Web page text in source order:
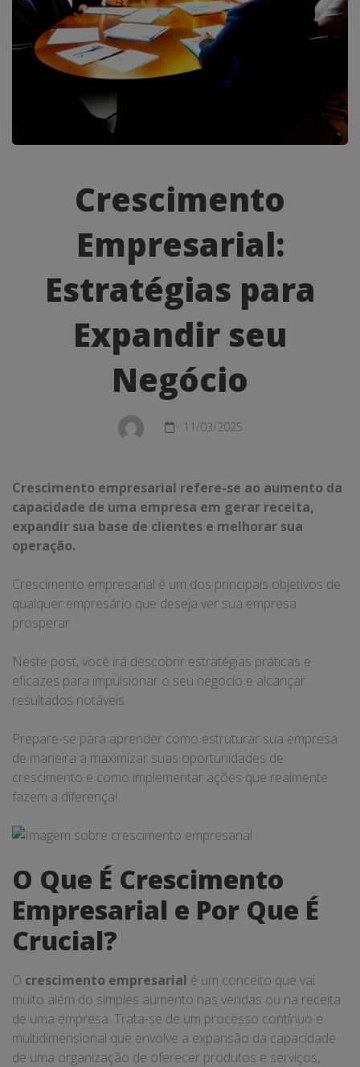
Crescimento
Empresarial:
Estratégias
para
Expandir
Negócio
Crescimento
Empresarial:
Estratégias para
Expandir seu
Negócio
11/03/2025
Crescimento empresarial refere-se ao aumento da
capacidade de uma empresa em gerar receita,
expandir sua base de clientes e melhorar sua
operação.
Crescimento empresarial é um dos principais objetivos de
qualquer empresário que deseja ver sua empresa
prosperar.
Neste post, você irá descobrir estratégias práticas e
eficazes para impulsionar o seu negócio e alcançar
resultados notáveis.
Prepare-se para aprender como estruturar sua empresa
de maneira a maximizar suas oportunidades de
crescimento e como implementar ações que realmente
fazem a diferença!
O Que É Crescimento
Empresarial e Por Que É
Crucial?
O crescimento empresarial é um conceito que vai
muito além do simples aumento nas vendas ou na receita
de uma empresa. Trata-se de um processo contínuo e
multidimensional que envolve a expansão da capacidade
de uma organização de oferecer produtos e serviços,